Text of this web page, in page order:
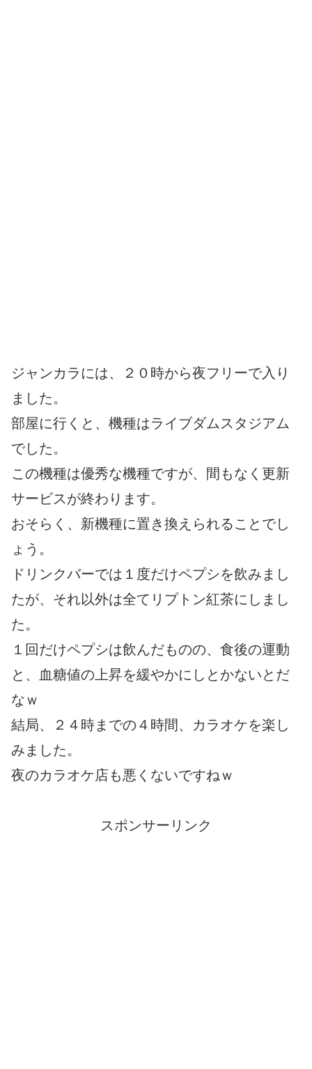
ジャンカラには、２０時から夜フリーで入り
ました。
部屋に行くと、機種はライブダムスタジアム
でした。
この機種は優秀な機種ですが、間もなく更新
サービスが終わります。
おそらく、新機種に置き換えられることでし
ょう。
ドリンクバーでは１度だけペプシを飲みまし
たが、それ以外は全てリプトン紅茶にしまし
た。
１回だけペプシは飲んだものの、食後の運動
と、血糖値の上昇を緩やかにしとかないとだ
なｗ
結局、２４時までの４時間、カラオケを楽し
みました。
夜のカラオケ店も悪くないですねｗ
スポンサーリンク